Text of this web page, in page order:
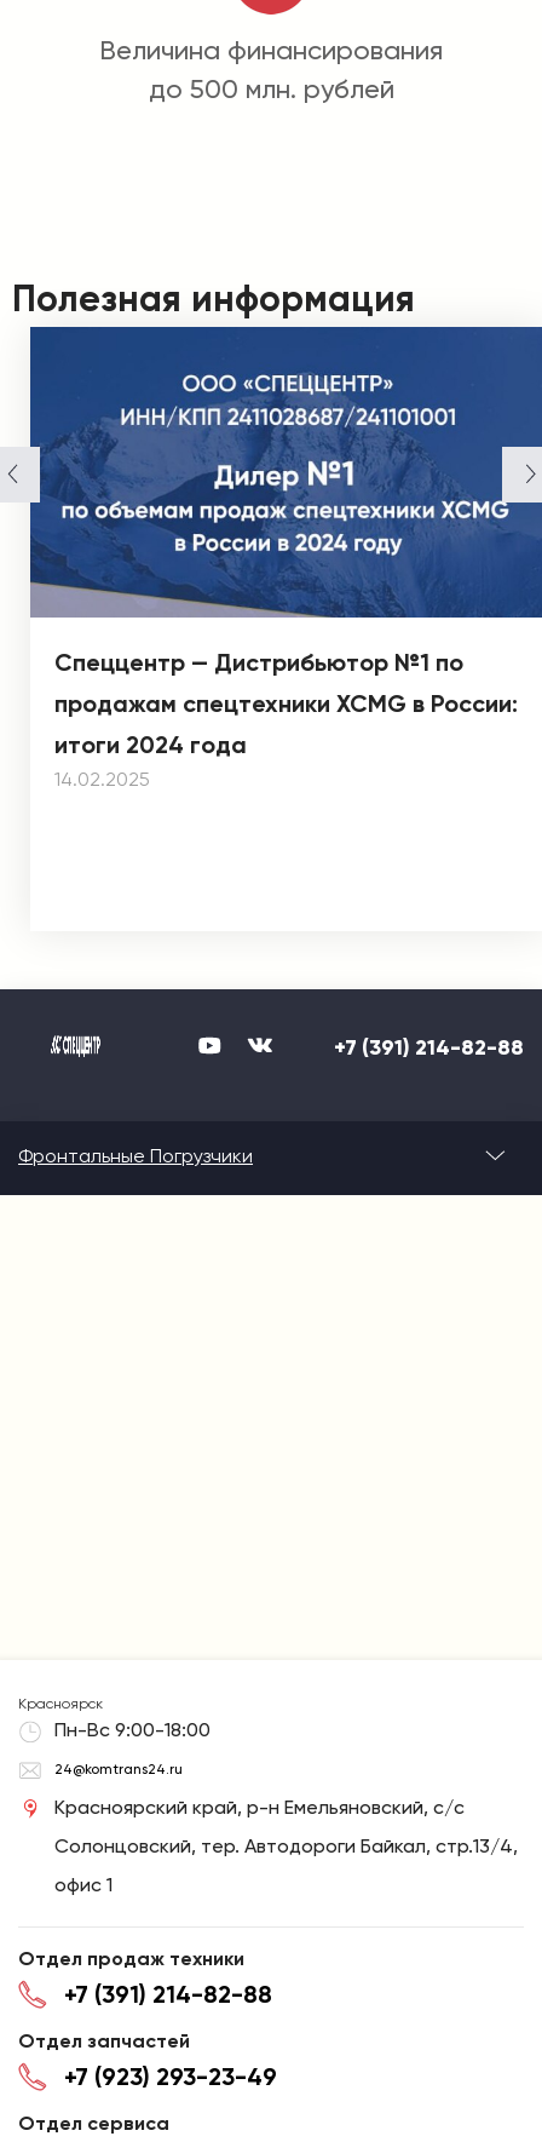
Величина финансирования
до 500 млн. рублей
Полезная информация
Спеццентр — Дистрибьютор №1 по
продажам спецтехники XCMG в России:
итоги 2024 года
14.02.2025
+7 (391) 214-82-88
Фронтальные Погрузчики
Красноярск
Пн-Вс 9:00-18:00
24@komtrans24.ru
Красноярский край, р-н Емельяновский, с/с
Солонцовский, тер. Автодороги Байкал, стр.13/4,
офис 1
Отдел продаж техники
+7 (391) 214-82-88
Отдел запчастей
+7 (923) 293-23-49
Отдел сервиса